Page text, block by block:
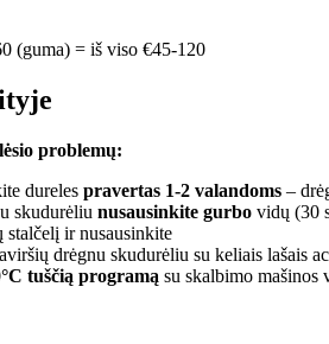
(guma) = iš viso €45-120
problemų:
dureles pravertas 1-2 valandoms –
skudurėliu nusausinkite gurbo vidų (30
ir nusausinkite
drėgnu skudurėliu su keliais lašais
tuščią programą su skalbimo mašinos